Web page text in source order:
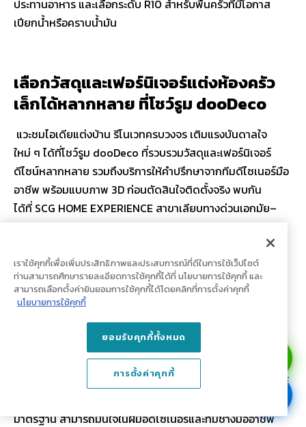
ประทานอาหาร และเลือกระดับ R10 สำหรับพื้นครัวที่มีโอกาส
เปียกน้ำหรือคราบน้ำมัน
เลือกวัสดุและเฟอร์นิเจอร์แต่งห้องครัว
เล็กได้หลากหลาย ที่โชว์รูม dooDeco
แวะชมไอเดียแต่งบ้าน รีโนเวทครบวงจร เติมแรงบันดาลใจ
ใหม่ ๆ ได้ที่โชว์รูม dooDeco ที่รวบรวมวัสดุและเฟอร์นิเจอร์
ดีไซน์หลากหลาย รวมถึงบริการให้คำปรึกษาจากทีมดีไซเนอร์มือ
อาชีพ พร้อมแบบภาพ 3D ก่อนตัดสินใจติดตั้งจริง พบกัน
ได้ที่ SCG HOME EXPERIENCE สาขาเลียบทางด่วนเอกมัย–
รามอินทรา (CDC)
ตกแต่งห้องครัวเล็กให้ดูดี น่าใช้งาน ด้วย
ทีมงานมืออาชีพจาก dooDeco
dooDeco รับรีโนเวทและออกแบบตกแต่งภายในครบ
วงจร ตั้งใจรังสรรค์ทุกพื้นที่ให้สวยงาม ฟังก์ชันครบ
ครัน บรรยากาศน่าอยู่อาศัย และตอบโจทย์การใช้ชีวิต ด้วยเฟอร์
มาตรฐาน สามารถมั่นใจในฝีมือดีไซเนอร์และทีมช่างมืออาชีพ
เราใช้คุกกี้เพื่อเพิ่มประสิทธิภาพและประสบการณ์ที่ดีในการใช้เว็ปไซต์
ท่านสามารถศึกษารายละเอียดการใช้คุกกี้ได้ที่ นโยบายการใช้คุกกี้ และ
สามารถเลือกตั้งค่ายินยอมการใช้คุกกี้ได้โดยคลิกที่การตั้งค่าคุกกี้
นโยบายการใช้คุกกี้
ยอมรับคุกกี้ทั้งหมด
การตั้งค่าคุกกี้